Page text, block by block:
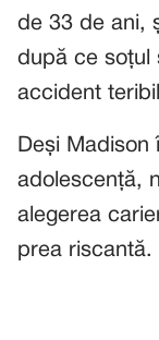
de 33 de ani,
după ce soțul
accident
Deși Madison
adolescență,
alegerea
prea riscantă.